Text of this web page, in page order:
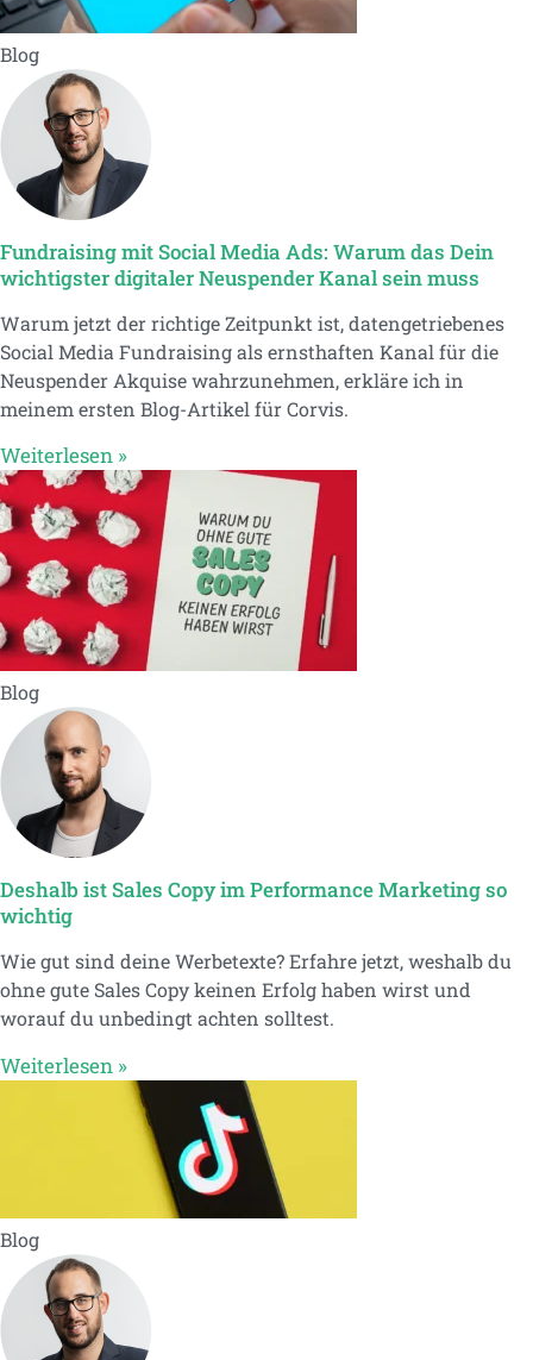
Blog
Fundraising mit Social Media Ads: Warum das Dein
wichtigster digitaler Neuspender Kanal sein muss
Warum jetzt der richtige Zeitpunkt ist, datengetriebenes
Social Media Fundraising als ernsthaften Kanal für die
Neuspender Akquise wahrzunehmen, erkläre ich in
meinem ersten Blog-Artikel für Corvis.
Weiterlesen »
Blog
Deshalb ist Sales Copy im Performance Marketing so
wichtig
Wie gut sind deine Werbetexte? Erfahre jetzt, weshalb du
ohne gute Sales Copy keinen Erfolg haben wirst und
worauf du unbedingt achten solltest.
Weiterlesen »
Blog